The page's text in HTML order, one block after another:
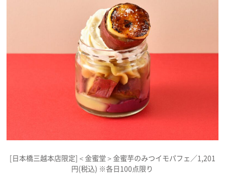
[日本橋三越本店限定]＜金蜜堂＞金蜜芋のみつイモパフェ／1,201
円(税込) ※各日100点限り